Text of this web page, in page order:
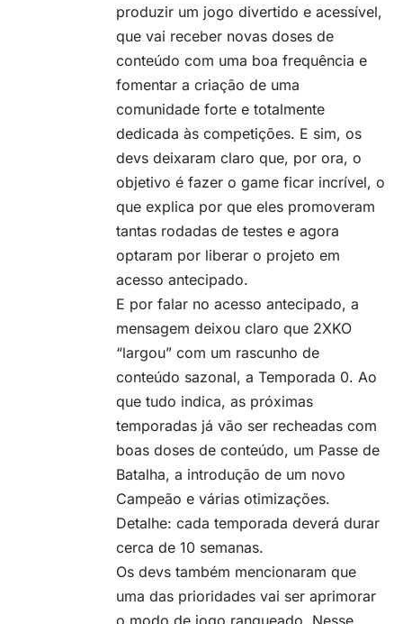
produzir um jogo divertido e acessível,
que vai receber novas doses de
conteúdo com uma boa frequência e
fomentar a criação de uma
comunidade forte e totalmente
dedicada às competições. E sim, os
devs deixaram claro que, por ora, o
objetivo é fazer o game ficar incrível, o
que explica por que eles promoveram
tantas rodadas de testes e agora
optaram por liberar o projeto em
acesso antecipado.
E por falar no acesso antecipado, a
mensagem deixou claro que 2XKO
“largou” com um rascunho de
conteúdo sazonal, a Temporada 0. Ao
que tudo indica, as próximas
temporadas já vão ser recheadas com
boas doses de conteúdo, um Passe de
Batalha, a introdução de um novo
Campeão e várias otimizações.
Detalhe: cada temporada deverá durar
cerca de 10 semanas.
Os devs também mencionaram que
uma das prioridades vai ser aprimorar
o modo de jogo ranqueado. Nesse